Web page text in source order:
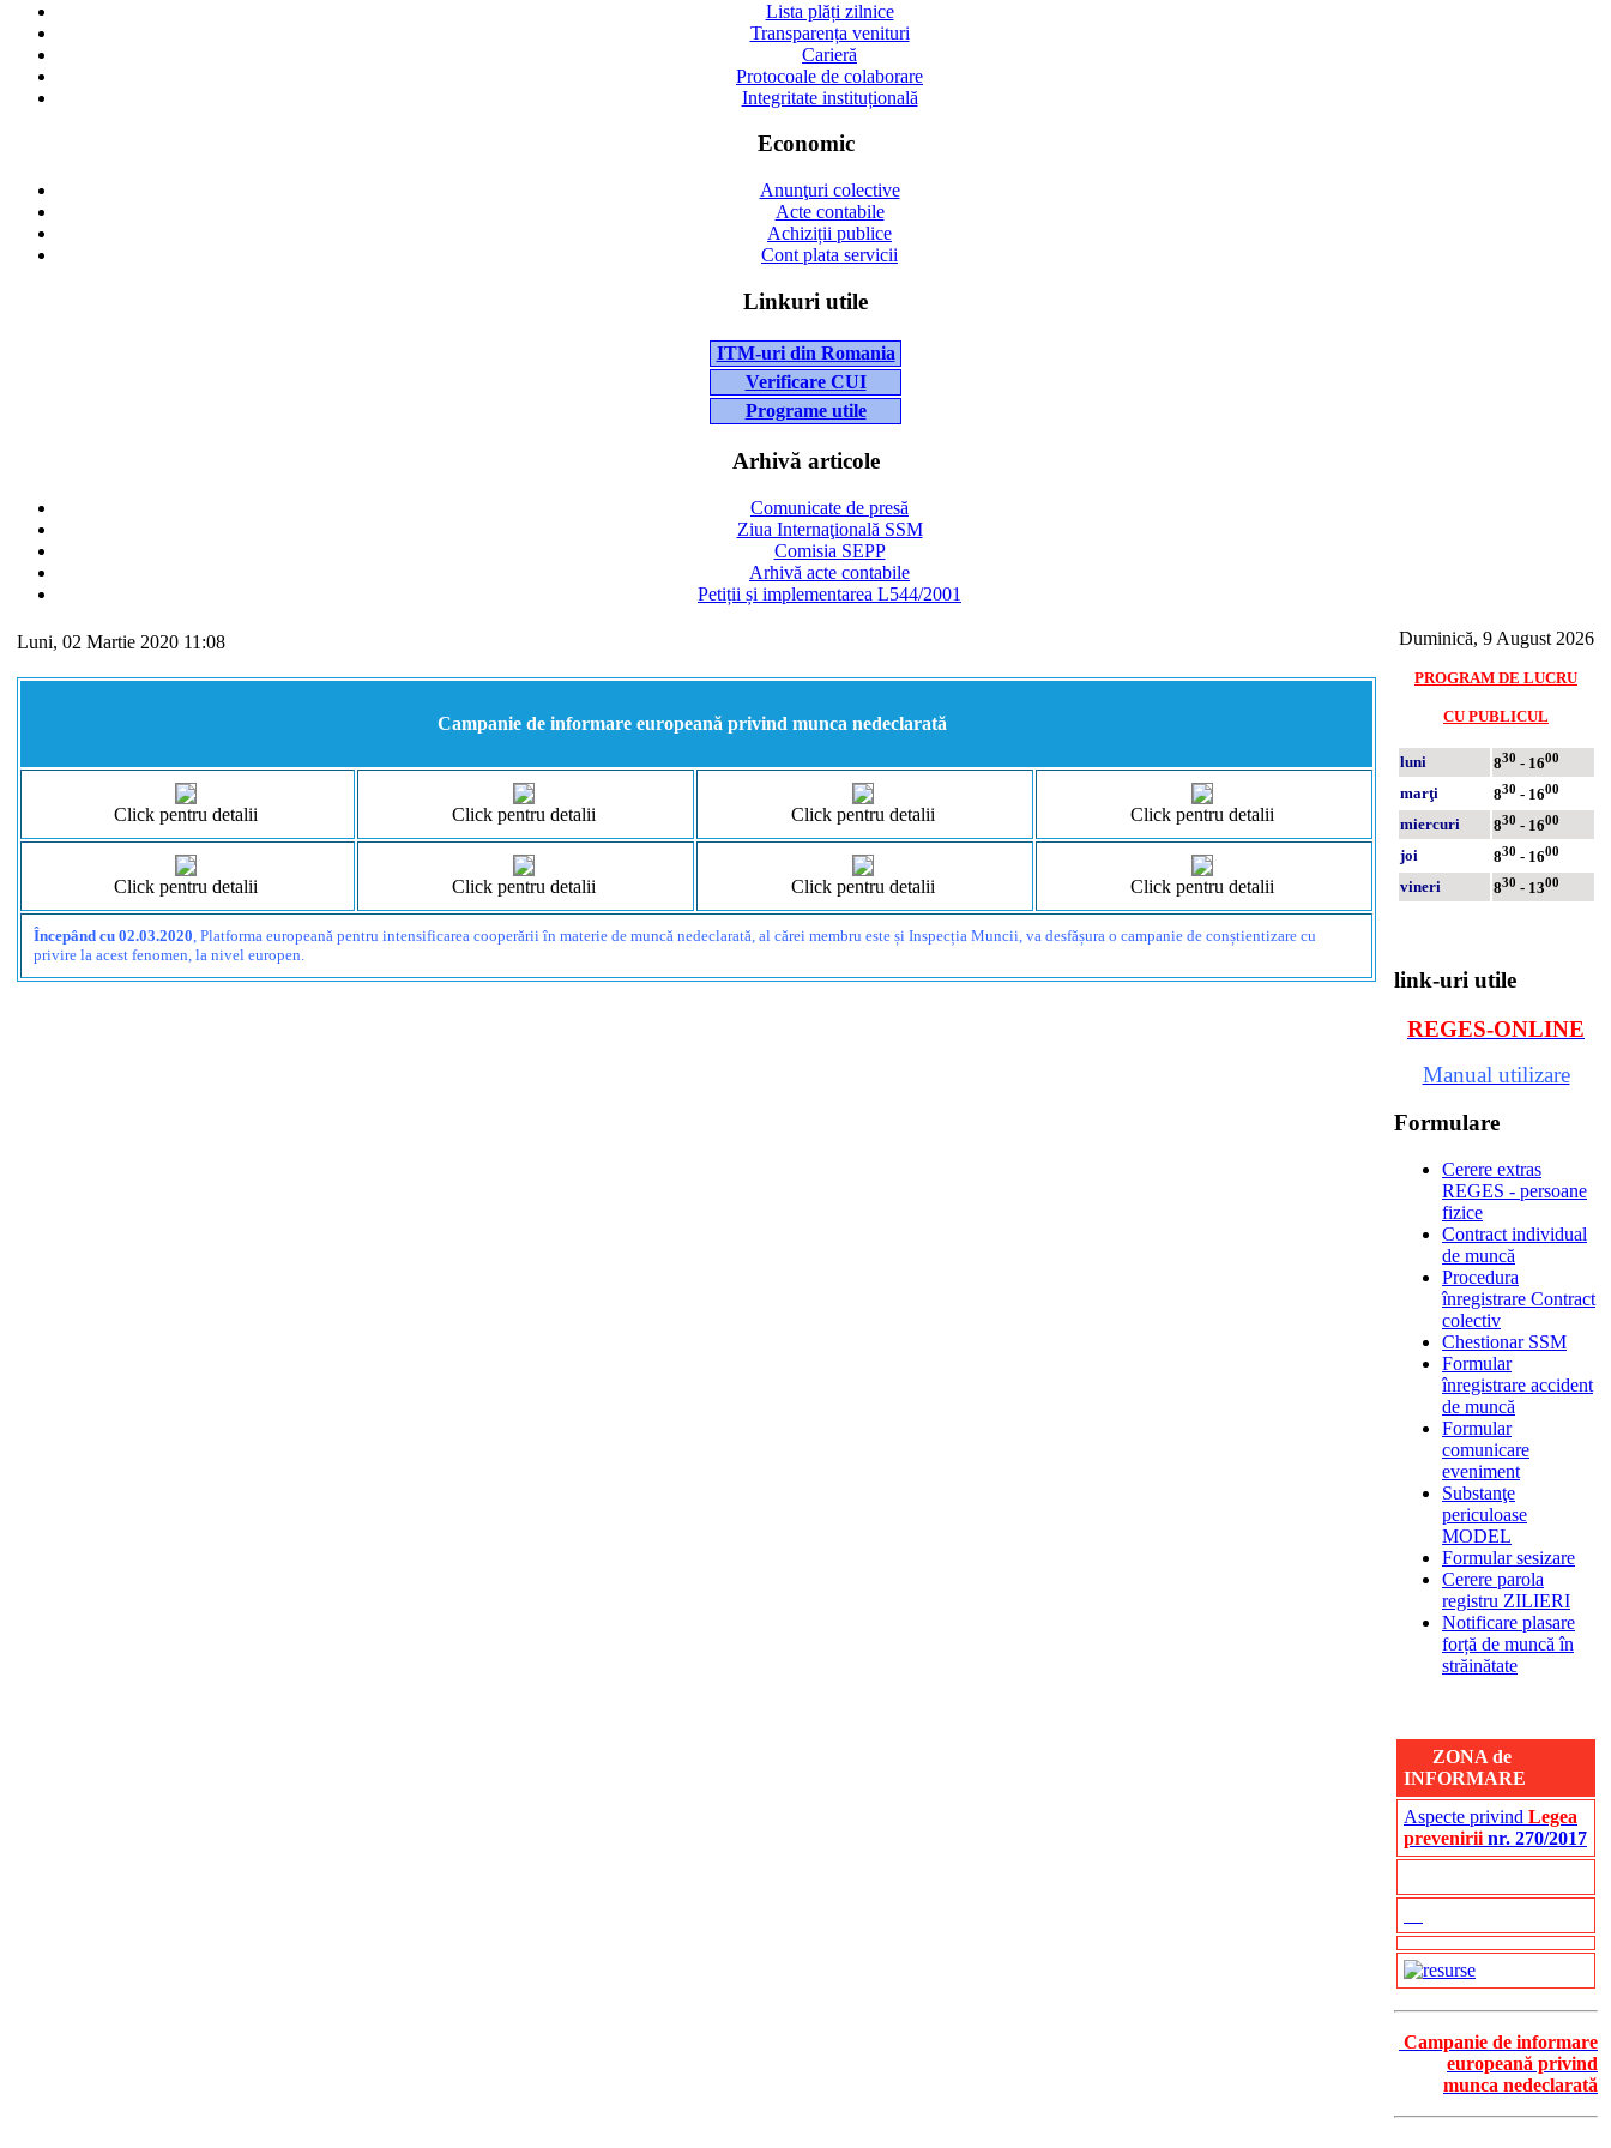
Lista plăți zilnice
Transparența venituri
Carieră
Protocoale de colaborare
Integritate instituțională
Economic
Anunţuri colective
Acte contabile
Achiziții publice
Cont plata servicii
Linkuri utile
ITM-uri din Romania
Verificare CUI
Programe utile
Arhivă articole
Comunicate de presă
Ziua Internaţională SSM
Comisia SEPP
Arhivă acte contabile
Petiții și implementarea L544/2001
Luni, 02 Martie 2020 11:08
Campanie de informare europeană privind munca nedeclarată
Click pentru detalii Click pentru detalii Click pentru detalii Click pentru detalii
Click pentru detalii Click pentru detalii Click pentru detalii Click pentru detalii
Începând cu 02.03.2020, Platforma europeană pentru intensificarea cooperării în materie de muncă nedeclarată, al cărei membru este și Inspecția Muncii, va desfășura o campanie de conștientizare cu
privire la acest fenomen, la nivel europen.
Duminică, 9 August 2026
PROGRAM DE LUCRU
CU PUBLICUL
luni 830 - 1600
marţi 830 - 1600
miercuri 830 - 1600
joi 830 - 1600
vineri 830 - 1300
link-uri utile
REGES-ONLINE
Manual utilizare
Formulare
Cerere extras
REGES - persoane
fizice
Contract individual
de muncă
Procedura
înregistrare Contract
colectiv
Chestionar SSM
Formular
înregistrare accident
de muncă
Formular
comunicare
eveniment
Substanţe
periculoase
MODEL
Formular sesizare
Cerere parola
registru ZILIERI
Notificare plasare
forță de muncă în
străinătate
ZONA de
INFORMARE
Aspecte privind Legea
prevenirii nr. 270/2017
Campanie de informare
europeană privind
munca nedeclarată